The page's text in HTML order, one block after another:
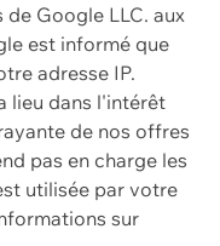
de Google LLC. aux
est informé que
adresse IP.
lieu dans l'intérêt
de nos offres
pas en charge les
utilisée par votre
sur